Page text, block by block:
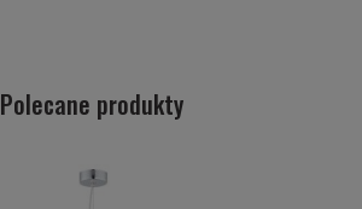
Polecane produkty